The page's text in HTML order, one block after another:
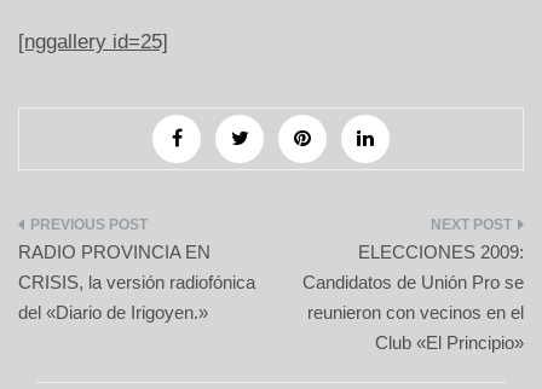
[nggallery id=25]
Navegación
de
entradas
RADIO PROVINCIA EN
CRISIS, la versión radiofónica
del «Diario de Irigoyen.»
ELECCIONES 2009:
Candidatos de Unión Pro se
reunieron con vecinos en el
Club «El Principio»